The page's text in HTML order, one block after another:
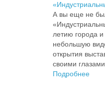
А вы еще не
летию города
небольшую
открытия
своими
Подробнее